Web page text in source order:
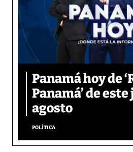
Panamá hoy de
Panamá’ de
agosto
POLÍTICA